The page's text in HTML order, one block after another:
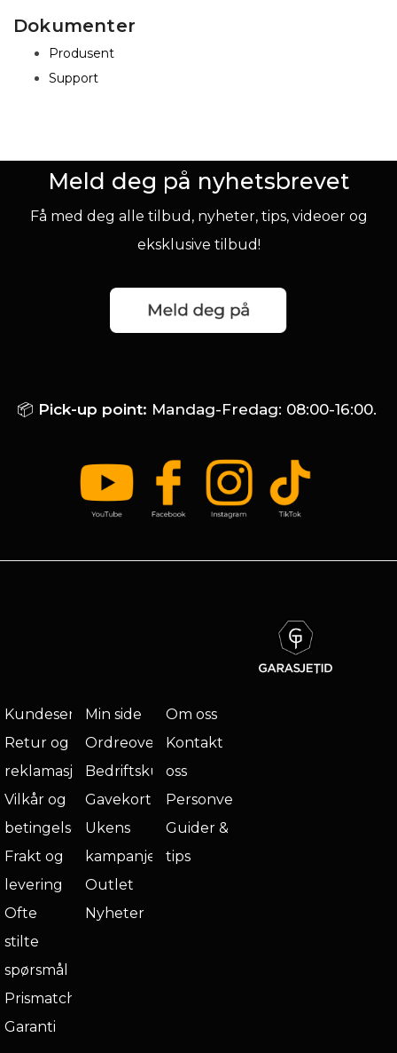
Dokumenter
Produsent
Support
Meld deg på nyhetsbrevet
Få med deg alle tilbud, nyheter, tips, videoer og
eksklusive tilbud!
📦 Pick-up point: Mandag-Fredag: 08:00-16:00.
Kundeservice
Retur og
reklamasjon
Vilkår og
betingelser
Frakt og
levering
Ofte
stilte
spørsmål
Prismatch
Garanti
Min side
Ordreoversikt
Bedriftskunde
Gavekort
Ukens
kampanje
Outlet
Nyheter
Om oss
Kontakt
oss
Personvern
Guider &
tips